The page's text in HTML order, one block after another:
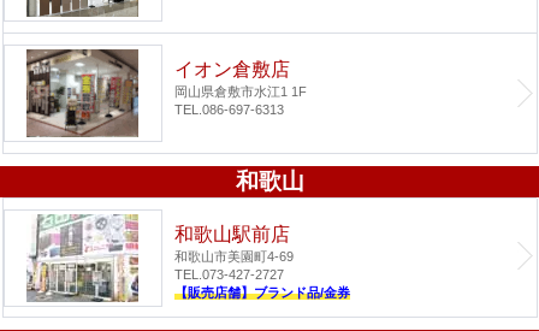
イオン倉敷店
岡山県倉敷市水江1 1F
TEL.086-697-6313
和歌山
和歌山駅前店
和歌山市美園町4-69
TEL.073-427-2727
【販売店舗】ブランド品/金券